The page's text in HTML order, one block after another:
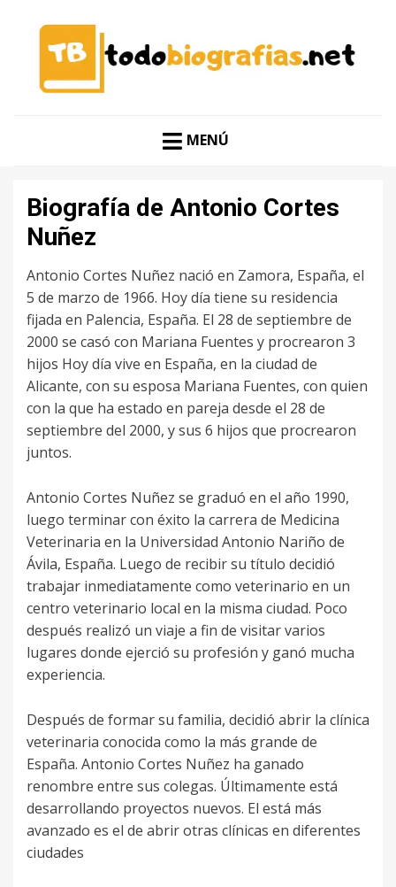
TODO BIOGRAFÍAS
MENÚ
Biografía de Antonio Cortes
Nuñez
Antonio Cortes Nuñez nació en Zamora, España, el
5 de marzo de 1966. Hoy día tiene su residencia
fijada en Palencia, España. El 28 de septiembre de
2000 se casó con Mariana Fuentes y procrearon 3
hijos Hoy día vive en España, en la ciudad de
Alicante, con su esposa Mariana Fuentes, con quien
con la que ha estado en pareja desde el 28 de
septiembre del 2000, y sus 6 hijos que procrearon
juntos.
Antonio Cortes Nuñez se graduó en el año 1990,
luego terminar con éxito la carrera de Medicina
Veterinaria en la Universidad Antonio Nariño de
Ávila, España. Luego de recibir su título decidió
trabajar inmediatamente como veterinario en un
centro veterinario local en la misma ciudad. Poco
después realizó un viaje a fin de visitar varios
lugares donde ejerció su profesión y ganó mucha
experiencia.
Después de formar su familia, decidió abrir la clínica
veterinaria conocida como la más grande de
España. Antonio Cortes Nuñez ha ganado
renombre entre sus colegas. Últimamente está
desarrollando proyectos nuevos. El está más
avanzado es el de abrir otras clínicas en diferentes
ciudades